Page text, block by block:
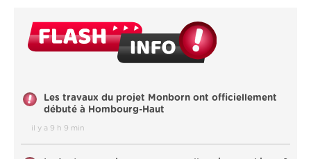
Les travaux du projet Monborn ont officiellement
débuté à Hombourg-Haut
il y a 9 h 9 min